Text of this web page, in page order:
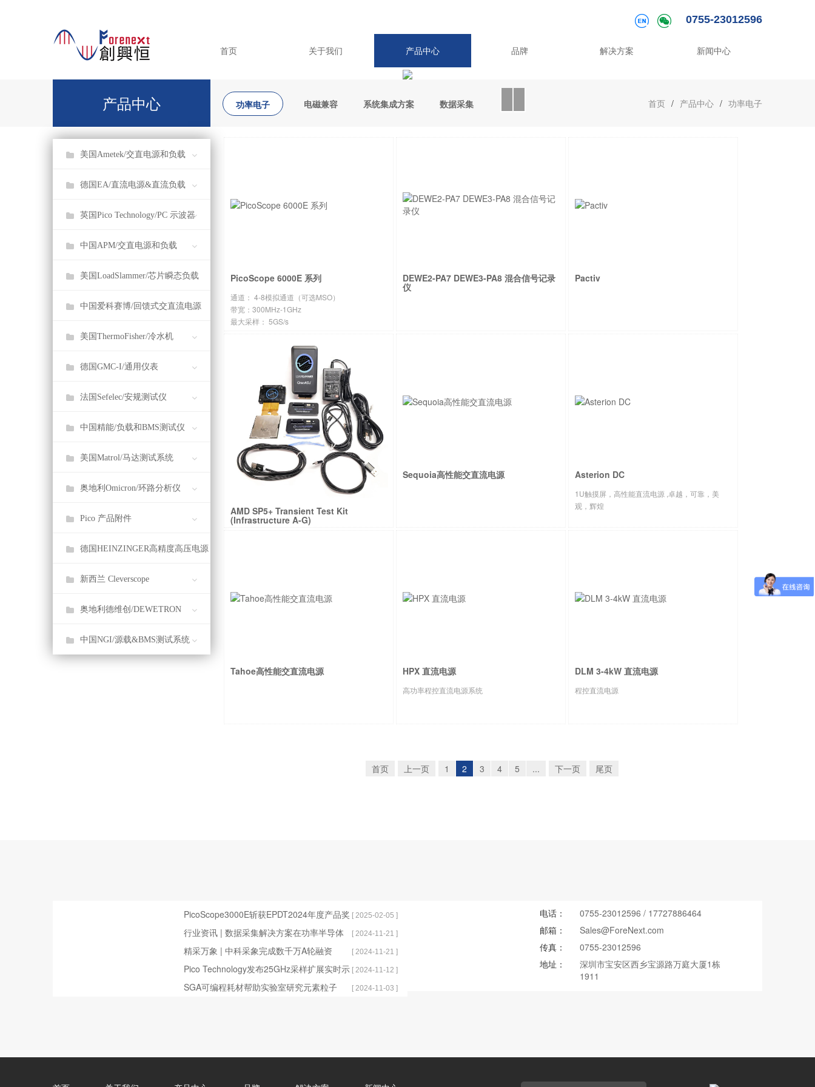
0755-23012596
首页 关于我们 产品中心 品牌 解决方案 新闻中心
产品中心 功率电子 电磁兼容 系统集成方案 数据采集 首页 / 产品中心 / 功率电子
美国Ametek/交直电源和负载
德国EA/直流电源&直流负载
英国Pico Technology/PC 示波器
中国APM/交直电源和负载
美国LoadSlammer/芯片瞬态负载
中国爱科赛博/回馈式交直流电源
美国ThermoFisher/冷水机
德国GMC-I/通用仪表
法国Sefelec/安规测试仪
中国精能/负载和BMS测试仪
美国Matrol/马达测试系统
奥地利Omicron/环路分析仪
Pico 产品附件
德国HEINZINGER高精度高压电源
新西兰 Cleverscope
奥地利德维创/DEWETRON
中国NGI/源载&BMS测试系统
PicoScope 6000E 系列
通道： 4-8模拟通道（可选MSO）
带宽：300MHz-1GHz
最大采样： 5GS/s
DEWE2-PA7 DEWE3-PA8 混合信号记录
仪
Pactiv
AMD SP5+ Transient Test Kit
(Infrastructure A-G)
Sequoia高性能交直流电源 Asterion DC
1U触摸屏，高性能直流电源 ,卓越，可靠，美
观，辉煌
Tahoe高性能交直流电源 HPX 直流电源
高功率程控直流电源系统
DLM 3-4kW 直流电源
程控直流电源
首页 上一页 1 2 3 4 5 ... 下一页 尾页
PicoScope3000E斩获EPDT2024年度产品奖 [ 2025-02-05 ]
行业资讯 | 数据采集解决方案在功率半导体
测试领域的应用
[ 2024-11-21 ]
精采万象 | 中科采象完成数千万A轮融资 [ 2024-11-21 ]
Pico Technology发布25GHz采样扩展实时示
波器
[ 2024-11-12 ]
SGA可编程耗材帮助实验室研究元素粒子 [ 2024-11-03 ]
电话： 0755-23012596 / 17727886464
邮箱：
Sales@ForeNext.com
传真：
0755-23012596
地址：
深圳市宝安区西乡宝源路万庭大厦1栋
1911